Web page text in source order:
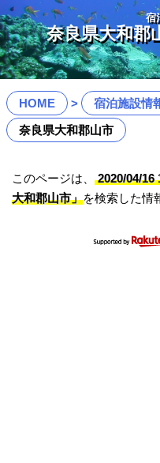
宿
奈良県大和郡
HOME 宿泊施設情
奈良県大和郡山市
このページは、 2020/04/16
大和郡山市」を検索した情